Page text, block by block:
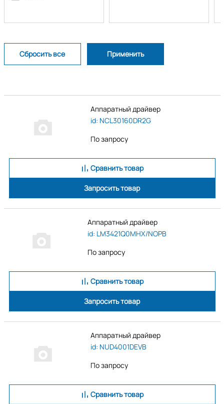
Аппаратный драйвер
id: NCL30160DR2G
По запросу
Сравнить товар
Запросить товар
Аппаратный драйвер
id: LM3421Q0MHX/NOPB
По запросу
Сравнить товар
Запросить товар
Аппаратный драйвер
id: NUD4001DEVB
По запросу
Сравнить товар